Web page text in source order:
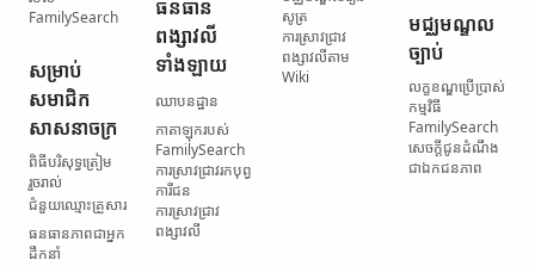
FamilySearch
សម្រាប់​
សមាជិក​
សាសនាចក្រ
ពិធី​បរិសុទ្ធ​ត្រៀម​
រួចរាល់
ជំនួយ​ឈ្មោះ​គ្រួសារ
ធនធាន​ភាពជាអ្នក
ដឹកនាំ
ធនធាន​
ពង្សាវលី​
ទាំងឡាយ
ឈាបនដ្ឋាន
កាតាឡុក​របស់
FamilySearch
ការស្រាវជ្រាវ​រក​បុព្វ
ការីជន
ការស្រាវជ្រាវ​
ពង្សាវលី
សូត្រ
ការស្រាវជ្រាវ​
ពង្សាវលី​តាម
Wiki
មជ្ឈមណ្ឌល​
ច្បាប់
លក្ខខណ្ឌ​ប្រើប្រាស់​
កម្មវិធី
FamilySearch
សេចក្តីជូនដំណឹង​
ជា​ឯកជនភាព